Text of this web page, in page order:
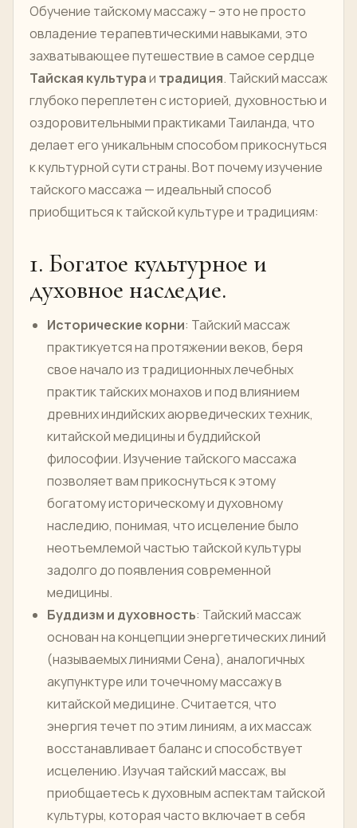
Обучение тайскому массажу – это не просто
овладение терапевтическими навыками, это
захватывающее путешествие в самое сердце
Тайская культураи традиция. Тайский массаж
глубоко переплетен с историей, духовностью и
оздоровительными практиками Таиланда, что
делает его уникальным способом прикоснуться
к культурной сути страны. Вот почему изучение
тайского массажа — идеальный способ
приобщиться к тайской культуре и традициям:
1. Богатое культурное и
духовное наследие.
Исторические корни: Тайский массаж
практикуется на протяжении веков, беря
свое начало из традиционных лечебных
практик тайских монахов и под влиянием
древних индийских аюрведических техник,
китайской медицины и буддийской
философии. Изучение тайского массажа
позволяет вам прикоснуться к этому
богатому историческому и духовному
наследию, понимая, что исцеление было
неотъемлемой частью тайской культуры
задолго до появления современной
медицины.
Буддизм и духовность: Тайский массаж
основан на концепции энергетических линий
(называемых линиями Сена), аналогичных
акупунктуре или точечному массажу в
китайской медицине. Считается, что
энергия течет по этим линиям, а их массаж
восстанавливает баланс и способствует
исцелению. Изучая тайский массаж, вы
приобщаетесь к духовным аспектам тайской
культуры, которая часто включает в себя